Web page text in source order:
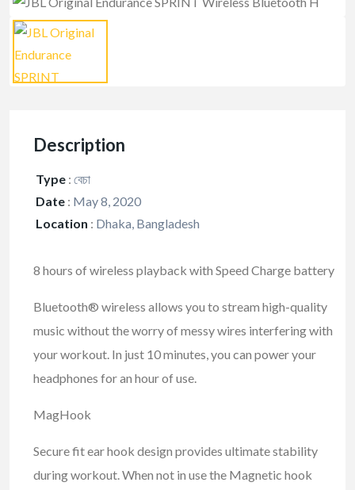
Description
Type : বেচা
Date : May 8, 2020
Location : Dhaka, Bangladesh
8 hours of wireless playback with Speed Charge battery
Bluetooth® wireless allows you to stream high-quality
music without the worry of messy wires interfering with
your workout. In just 10 minutes, you can power your
headphones for an hour of use.
MagHook
Secure fit ear hook design provides ultimate stability
during workout. When not in use the Magnetic hook